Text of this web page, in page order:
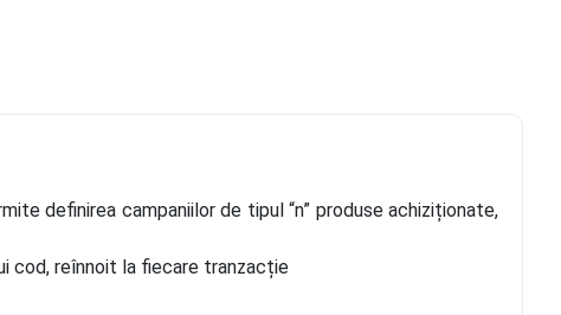
definirea campaniilor de tipul “n” produse achiziționate,
cod, reînnoit la fiecare tranzacție